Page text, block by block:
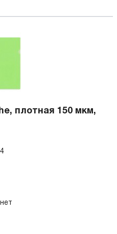
плотная 150 мкм,
нет